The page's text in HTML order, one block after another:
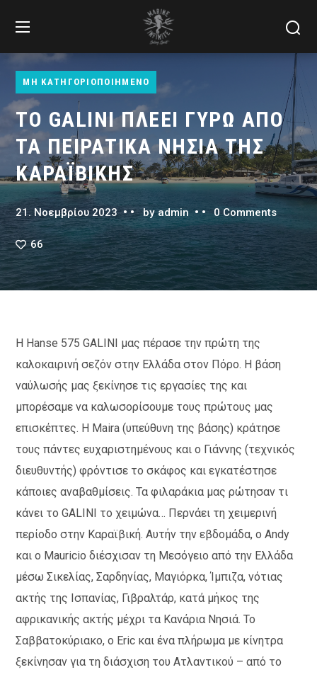
ΜΗ ΚΑΤΗΓΟΡΙΟΠΟΙΗΜΈΝΟ
ΤΟ GALINI ΠΛΈΕΙ ΓΎΡΩ ΑΠΌ
ΤΑ ΠΕΙΡΑΤΙΚΆ ΝΗΣΙΆ ΤΗΣ
ΚΑΡΑΪΒΙΚΉΣ
21. Νοεμβρίου 2023 byadmin 0 Comments
66
Η Hanse 575 GALINI μας πέρασε την πρώτη της
καλοκαιρινή σεζόν στην Ελλάδα στον Πόρο. Η βάση
ναύλωσής μας ξεκίνησε τις εργασίες της και
μπορέσαμε να καλωσορίσουμε τους πρώτους μας
επισκέπτες. Η Maira (υπεύθυνη της βάσης) κράτησε
τους πάντες ευχαριστημένους και ο Γιάννης (τεχνικός
διευθυντής) φρόντισε το σκάφος και εγκατέστησε
κάποιες αναβαθμίσεις. Τα φιλαράκια μας ρώτησαν τι
κάνει το GALINI το χειμώνα… Περνάει τη χειμερινή
περίοδο στην Καραϊβική. Αυτήν την εβδομάδα, ο Andy
και ο Mauricio διέσχισαν τη Μεσόγειο από την Ελλάδα
μέσω Σικελίας, Σαρδηνίας, Μαγιόρκα, Ίμπιζα, νότιας
ακτής της Ισπανίας, Γιβραλτάρ, κατά μήκος της
αφρικανικής ακτής μέχρι τα Κανάρια Νησιά. Το
Σαββατοκύριακο, ο Eric και ένα πλήρωμα με κίνητρα
ξεκίνησαν για τη διάσχιση του Ατλαντικού – από το